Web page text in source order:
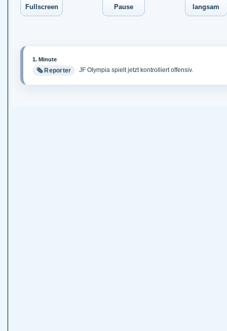
1. Minute
🗞️ Reporter JF Olympia spielt jetzt kontrolliert offensiv.